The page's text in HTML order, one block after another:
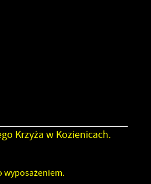
Krzyża w Kozienicach.
wyposażeniem.